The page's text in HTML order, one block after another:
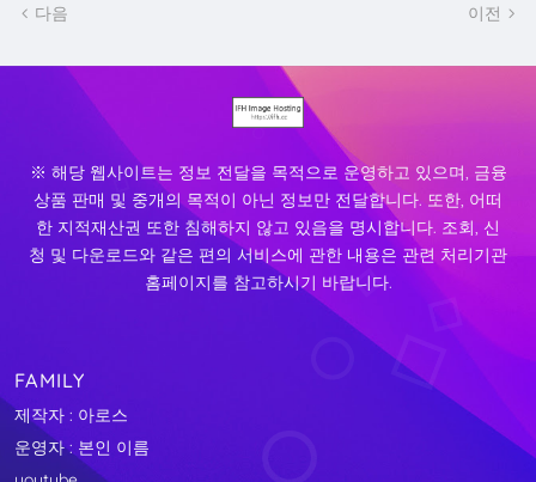
다음 이전
※ 해당 웹사이트는 정보 전달을 목적으로 운영하고 있으며, 금융
상품 판매 및 중개의 목적이 아닌 정보만 전달합니다. 또한, 어떠
한 지적재산권 또한 침해하지 않고 있음을 명시합니다. 조회, 신
청 및 다운로드와 같은 편의 서비스에 관한 내용은 관련 처리기관
홈페이지를 참고하시기 바랍니다.
FAMILY
제작자 : 아로스
운영자 : 본인 이름